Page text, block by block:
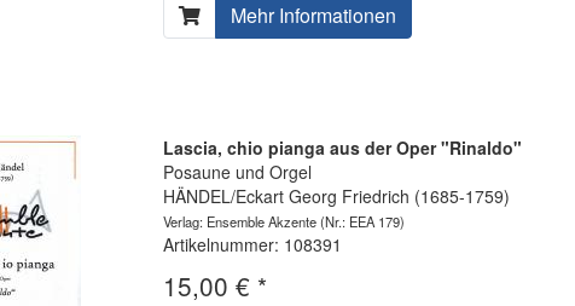
Mehr Informationen
Lascia, chio pianga aus der Oper "Rinaldo"
Posaune und Orgel
HÄNDEL/Eckart Georg Friedrich (1685-1759)
Verlag: Ensemble Akzente(Nr.: EEA 179)
Artikelnummer: 108391
15,00 € *